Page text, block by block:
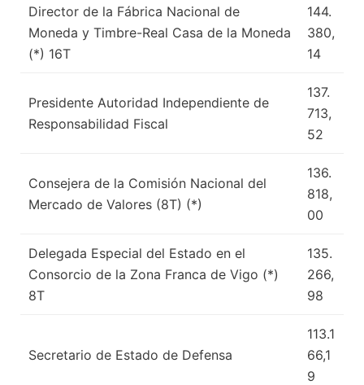
Director de la Fábrica Nacional de
Moneda y Timbre-Real Casa de la Moneda
(*) 16T
144.
380,
14
Presidente Autoridad Independiente de
Responsabilidad Fiscal
137.
713,
52
Consejera de la Comisión Nacional del
Mercado de Valores (8T) (*)
136.
818,
00
Delegada Especial del Estado en el
Consorcio de la Zona Franca de Vigo (*)
8T
135.
266,
98
Secretario de Estado de Defensa
113.1
66,1
9